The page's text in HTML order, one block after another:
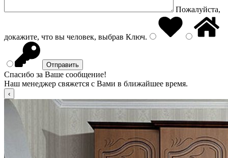
Пожалуйста,
докажите, что вы человек, выбрав Ключ.
Спасибо за Ваше сообщение!
Наш менеджер свяжется с Вами в ближайшее время.